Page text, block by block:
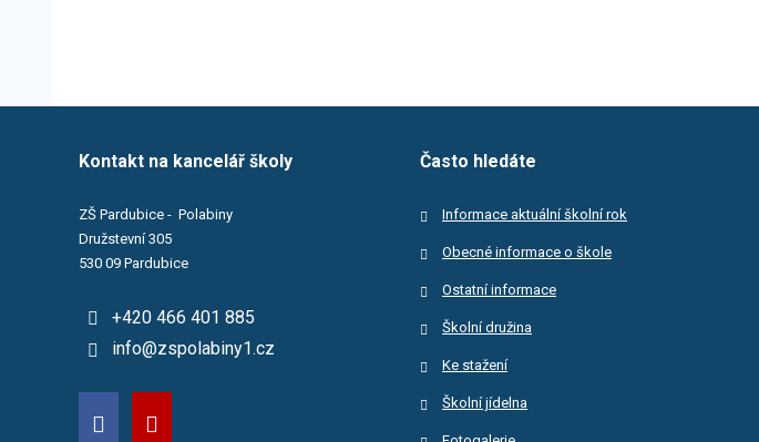
Kontakt na kancelář školy
ZŠ Pardubice - Polabiny
Družstevní 305
530 09 Pardubice
+420 466 401 885
info@zspolabiny1.cz
Často hledáte
Informace aktuální školní rok
Obecné informace o škole
Ostatní informace
Školní družina
Ke stažení
Školní jídelna